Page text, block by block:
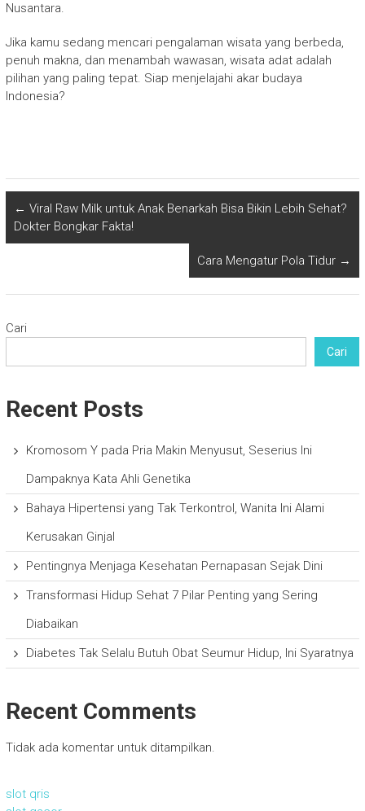
Nusantara.
Jika kamu sedang mencari pengalaman wisata yang berbeda,
penuh makna, dan menambah wawasan, wisata adat adalah
pilihan yang paling tepat. Siap menjelajahi akar budaya
Indonesia?
← Viral Raw Milk untuk Anak Benarkah Bisa Bikin Lebih Sehat?
Dokter Bongkar Fakta!
Cara Mengatur Pola Tidur →
Cari
Cari
Recent Posts
Kromosom Y pada Pria Makin Menyusut, Seserius Ini
Dampaknya Kata Ahli Genetika
Bahaya Hipertensi yang Tak Terkontrol, Wanita Ini Alami
Kerusakan Ginjal
Pentingnya Menjaga Kesehatan Pernapasan Sejak Dini
Transformasi Hidup Sehat 7 Pilar Penting yang Sering
Diabaikan
Diabetes Tak Selalu Butuh Obat Seumur Hidup, Ini Syaratnya
Recent Comments
Tidak ada komentar untuk ditampilkan.
slot qris